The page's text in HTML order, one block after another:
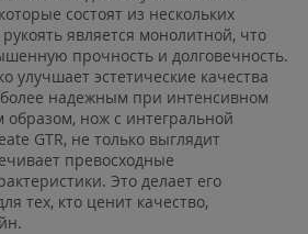
состоят из нескольких
является монолитной, что
прочность и долговечность.
улучшает эстетические качества
надежным при интенсивном
образом, нож с интегральной
GTR, не только выглядит
превосходные
Это делает его
тех, кто ценит качество,